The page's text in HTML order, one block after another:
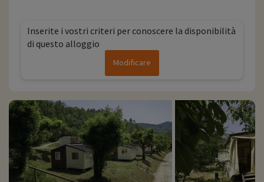
Inserite i vostri criteri per conoscere la disponibilità
di questo alloggio
Modificare